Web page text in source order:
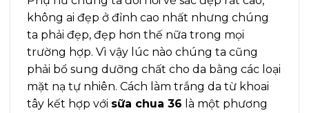
không ai đẹp ở đỉnh cao nhất nhưng chúng
ta phải đẹp, đẹp hơn thế nữa trong mọi
trường hợp. Vì vậy lúc nào chúng ta cũng
phải bổ sung dưỡng chất cho da bằng các loại
mặt nạ tự nhiên. Cách làm trắng da từ khoai
tây kết hợp với sữa chua 36 là một phương